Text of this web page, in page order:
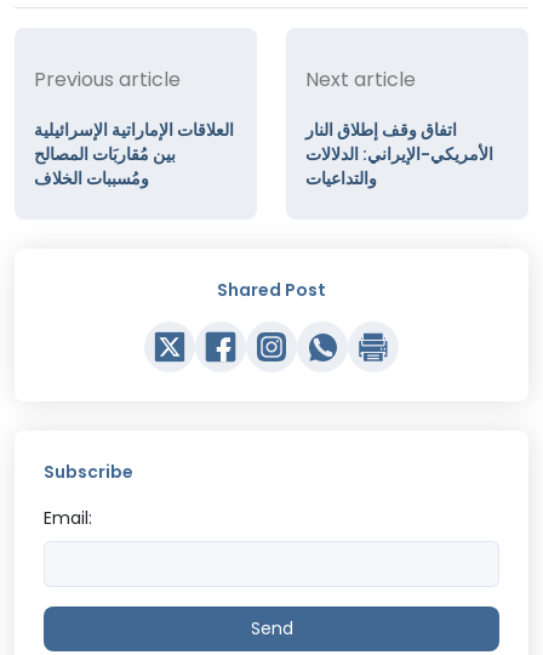
Previous article
العلاقات الإماراتية الإسرائيلية
بين مُقاربَات المصالح
ومُسببات الخلاف
Next article
اتفاق وقف إطلاق النار
الأمريكي-الإيراني: الدلالات
والتداعيات
Shared Post
Subscribe
Email:
Send